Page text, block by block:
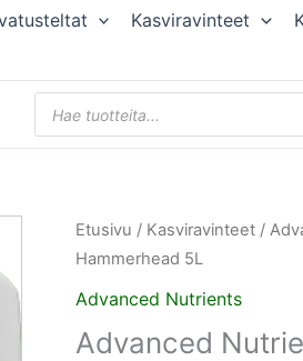
Kasviravinteet
Products
search
Etusivu / Kasviravinteet /
Hammerhead 5L
Advanced Nutrients
Advanced
hinta
oli:
76,00 €.